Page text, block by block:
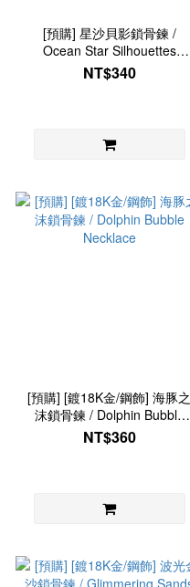
[預購] 星沙貝影鎖骨鍊 /
Ocean Star Silhouettes
Necklace
NT$340
[預購] [鍍18K金/鋼飾] 海豚之
沫鎖骨鍊 / Dolphin Bubble
Necklace
NT$360